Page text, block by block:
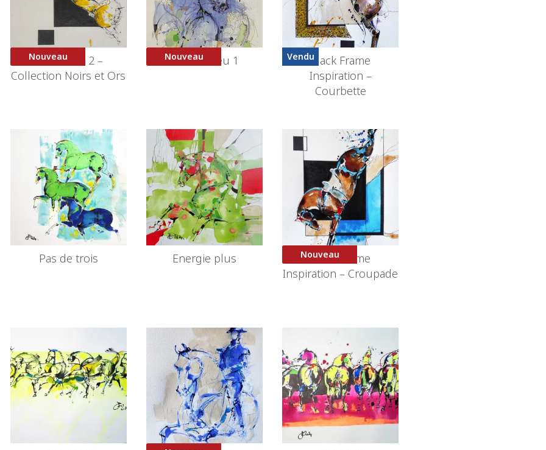
Nouveau
Courbette 2 –
Collection Noirs et Ors
Nouveau
Cheval Bleu 1 VenduBlack Frame
Inspiration –
Courbette
Pas de trois Energie plus Nouveau
Black Frame
Inspiration – Croupade